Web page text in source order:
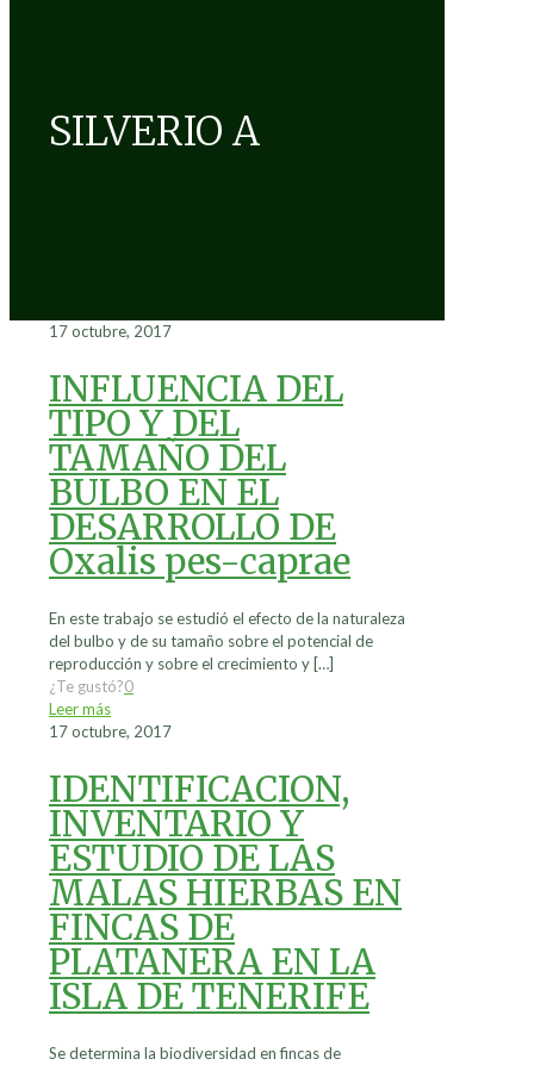
SILVERIO A
17 octubre, 2017
INFLUENCIA DEL
TIPO Y DEL
TAMAÑO DEL
BULBO EN EL
DESARROLLO DE
Oxalis pes-caprae
En este trabajo se estudió el efecto de la naturaleza
del bulbo y de su tamaño sobre el potencial de
reproducción y sobre el crecimiento y […]
¿Te gustó?0
Leer más
17 octubre, 2017
IDENTIFICACION,
INVENTARIO Y
ESTUDIO DE LAS
MALAS HIERBAS EN
FINCAS DE
PLATANERA EN LA
ISLA DE TENERIFE
Se determina la biodiversidad en fincas de